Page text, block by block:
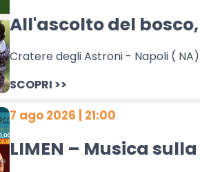
All'ascolto del
Cratere degli Astroni - Napoli ( NA)
SCOPRI >>
7 ago 2026 | 21:00
LIMEN – Musica